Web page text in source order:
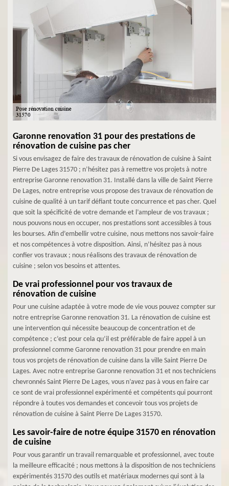
Garonne renovation 31 pour des prestations de
rénovation de cuisine pas cher
Si vous envisagez de faire des travaux de rénovation de cuisine à Saint
Pierre De Lages 31570 ; n’hésitez pas à remettre vos projets à notre
entreprise Garonne renovation 31. Installé dans la ville de Saint Pierre
De Lages, notre entreprise vous propose des travaux de rénovation de
cuisine de qualité à un tarif défiant toute concurrence et pas cher. Quel
que soit la spécificité de votre demande et l’ampleur de vos travaux ;
nous pouvons nous en occuper, nos prestations sont accessibles à tous
les bourses. Afin d’embellir votre cuisine, nous mettons nos savoir-faire
et nos compétences à votre disposition. Ainsi, n’hésitez pas à nous
confier vos travaux ; nous réalisons des travaux de rénovation de
cuisine ; selon vos besoins et attentes.
De vrai professionnel pour vos travaux de
rénovation de cuisine
Pour une cuisine adaptée à votre mode de vie vous pouvez compter sur
notre entreprise Garonne renovation 31. La rénovation de cuisine est
une intervention qui nécessite beaucoup de concentration et de
compétence ; c’est pour cela qu’il est préférable de faire appel à un
professionnel comme Garonne renovation 31 pour prendre en main
tous vos projets de rénovation de cuisine dans la ville Saint Pierre De
Lages. Avec notre entreprise Garonne renovation 31 et nos techniciens
chevronnés Saint Pierre De Lages, vous n’avez pas à vous en faire car
ce sont de vrai professionnel expérimenté et compétents qui pourront
répondre à toutes vos demandes et concevoir tous vos projets de
rénovation de cuisine à Saint Pierre De Lages 31570.
Les savoir-faire de notre équipe 31570 en rénovation
de cuisine
Pour vous garantir un travail remarquable et professionnel, avec toute
la meilleure efficacité ; nous mettons à la disposition de nos techniciens
expérimentés 31570 des outils et matériaux modernes qui sont à la